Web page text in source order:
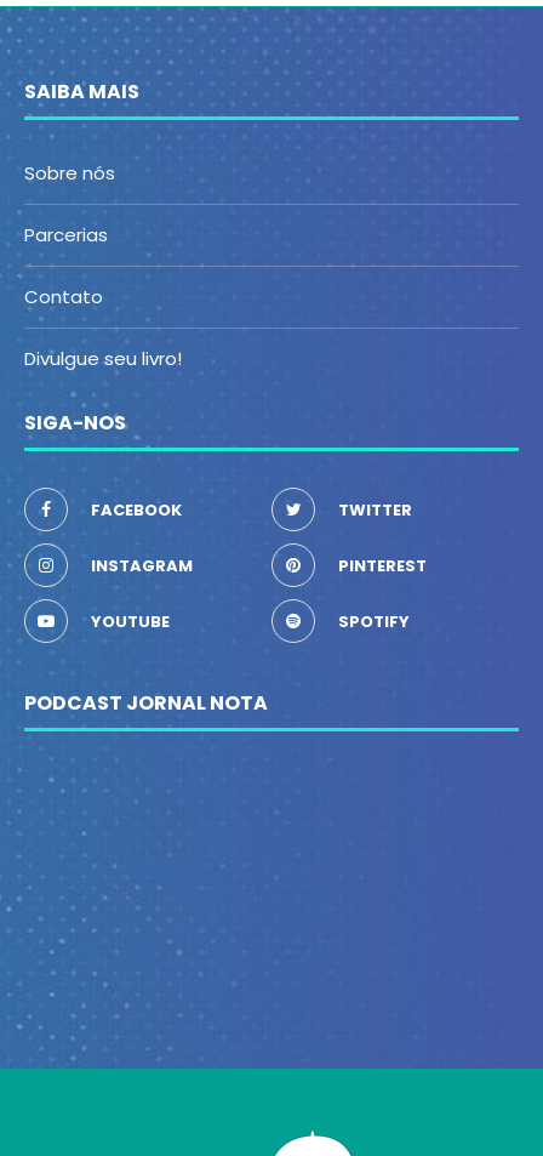
SAIBA MAIS
Sobre nós
Parcerias
Contato
Divulgue seu livro!
SIGA-NOS
FACEBOOK TWITTER
INSTAGRAM PINTEREST
YOUTUBE SPOTIFY
PODCAST JORNAL NOTA